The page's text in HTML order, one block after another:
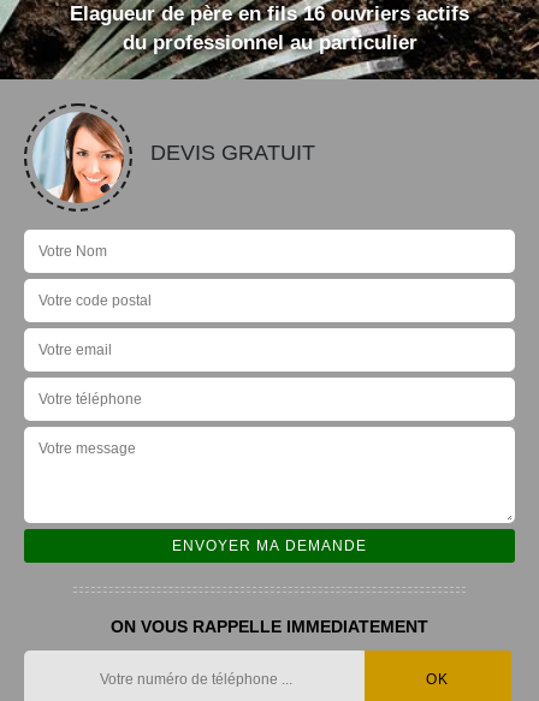
Elagueur de père en fils 16 ouvriers actifs
du professionnel au particulier
DEVIS GRATUIT
ON VOUS RAPPELLE IMMEDIATEMENT